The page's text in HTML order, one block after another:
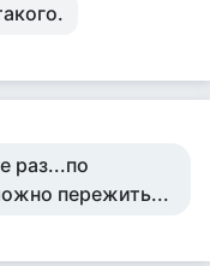
раз...по
пережить...